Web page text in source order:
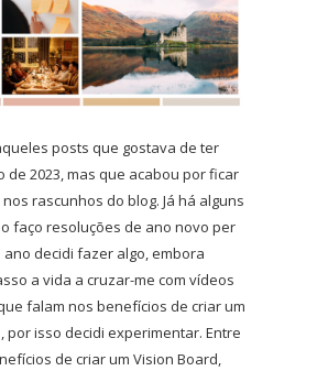
posts que gostava de ter
de 2023, mas que acabou por ficar
rascunhos do blog. Já há alguns
faço resoluções de ano novo per
ano decidi fazer algo, embora
a vida a cruzar-me com vídeos
falam nos benefícios de criar um
por isso decidi experimentar. Entre
de criar um Vision Board,